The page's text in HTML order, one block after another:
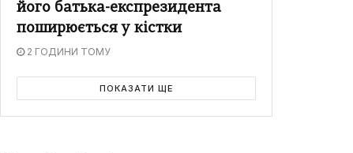
його батька-експрезидента
поширюється у кістки
2 ГОДИНИ ТОМУ
ПОКАЗАТИ ЩЕ